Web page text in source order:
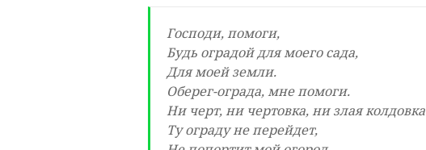
Господи, помоги,
Будь оградой для моего сада,
Для моей земли.
Оберег-ограда, мне помоги.
Ни черт, ни чертовка, ни злая колдовка
Ту ограду не перейдет,